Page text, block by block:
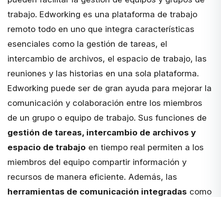
trabajo. Edworking es una plataforma de trabajo
remoto todo en uno que integra características
esenciales como la gestión de tareas, el
intercambio de archivos, el espacio de trabajo, las
reuniones y las historias en una sola plataforma.
Edworking puede ser de gran ayuda para mejorar la
comunicación y colaboración entre los miembros
de un grupo o equipo de trabajo. Sus funciones de
gestión de tareas, intercambio de archivos y
espacio de trabajo en tiempo real permiten a los
miembros del equipo compartir información y
recursos de manera eficiente. Además, las
herramientas de comunicación integradas como